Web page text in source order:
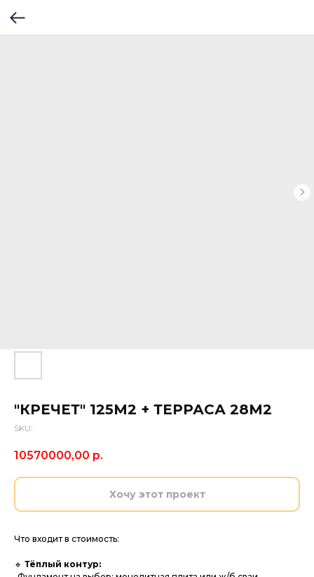
"КРЕЧЕТ" 125М2 + ТЕРРАСА 28М2
SKU:
10570000,00 р.
Хочу этот проект
Что входит в стоимость:
🔹 Тёплый контур: